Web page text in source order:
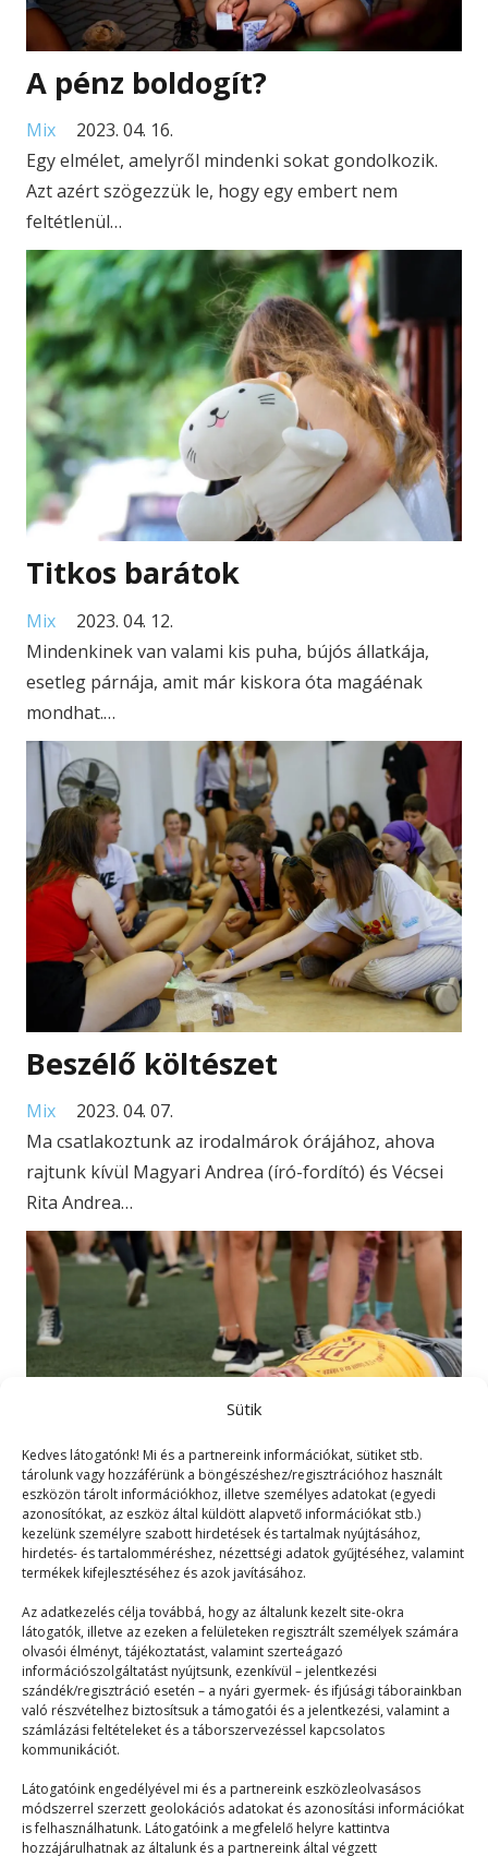
Sütik
Kedves látogatónk! Mi és a partnereink információkat, sütiket stb.
tárolunk vagy hozzáférünk a böngészéshez/regisztrációhoz használt
eszközön tárolt információkhoz, illetve személyes adatokat (egyedi
azonosítókat, az eszköz által küldött alapvető információkat stb.)
kezelünk személyre szabott hirdetések és tartalmak nyújtásához,
hirdetés- és tartalomméréshez, nézettségi adatok gyűjtéséhez, valamint
termékek kifejlesztéséhez és azok javításához.
Az adatkezelés célja továbbá, hogy az általunk kezelt site-okra
látogatók, illetve az ezeken a felületeken regisztrált személyek számára
olvasói élményt, tájékoztatást, valamint szerteágazó
információszolgáltatást nyújtsunk, ezenkívül – jelentkezési
szándék/regisztráció esetén – a nyári gyermek- és ifjúsági táborainkban
való részvételhez biztosítsuk a támogatói és a jelentkezési, valamint a
számlázási feltételeket és a táborszervezéssel kapcsolatos
kommunikációt.
Látogatóink engedélyével mi és a partnereink eszközleolvasásos
módszerrel szerzett geolokációs adatokat és azonosítási információkat
is felhasználhatunk. Látogatóink a megfelelő helyre kattintva
hozzájárulhatnak az általunk és a partnereink által végzett
A pénz boldogít?
Mix
2023. 04. 16.
Egy elmélet, amelyről mindenki sokat gondolkozik.
Azt azért szögezzük le, hogy egy embert nem
feltétlenül…
Titkos barátok
Mix
2023. 04. 12.
Mindenkinek van valami kis puha, bújós állatkája,
esetleg párnája, amit már kiskora óta magáénak
mondhat.…
Beszélő költészet
Mix
2023. 04. 07.
Ma csatlakoztunk az irodalmárok órájához, ahova
rajtunk kívül Magyari Andrea (író-fordító) és Vécsei
Rita Andrea…
A társadalom legidegesítőbb
szokásai
Mix
2023. 10. 20.
A társadalom évről évre változik, az emberek
szokásai azonban ugyanazok, és borzasztóan
idegesítőek. Engem az…